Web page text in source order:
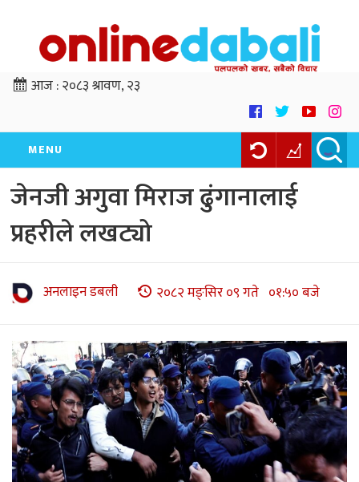
आज :२०८३ श्रावण, २३
MENU
जेनजी अगुवा मिराज ढुंगानालाई
प्रहरीले लखट्यो
अनलाइन डबली २०८२ मङ्सिर ०९ गते ०१:५० बजे